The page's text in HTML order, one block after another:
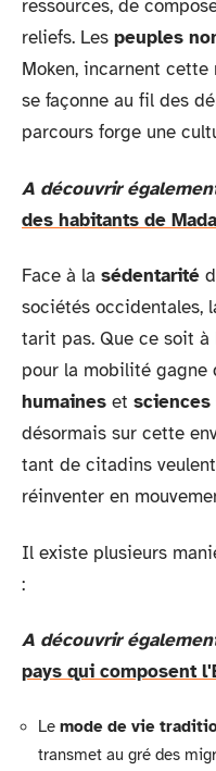
ressources, de
reliefs. Les peuples
Moken, incarnent cette
se façonne au fil des
parcours forge une
A découvrir
des habitants de
Face à la sédentarité
sociétés occidentales,
tarit pas. Que ce soit à
pour la mobilité gagne
humaines et sciences
désormais sur cette
tant de citadins
réinventer en
Il existe plusieurs
:
A découvrir
pays qui composent
Le mode de vie
transmet au gré des